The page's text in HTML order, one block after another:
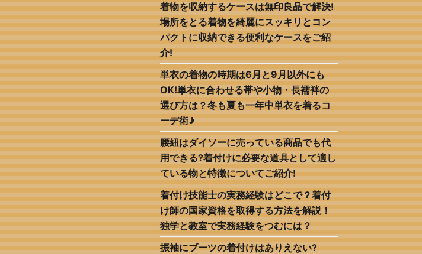
着物を収納するケースは無印良品で解決!
場所をとる着物を綺麗にスッキリとコン
パクトに収納できる便利なケースをご紹
介!
単衣の着物の時期は6月と9月以外にも
OK!単衣に合わせる帯や小物・長襦袢の
選び方は？冬も夏も一年中単衣を着るコ
ーデ術♪
腰紐はダイソーに売っている商品でも代
用できる?着付けに必要な道具として適し
ている物と特徴についてご紹介!
着付け技能士の実務経験はどこで？着付
け師の国家資格を取得する方法を解説！
独学と教室で実務経験をつむには？
振袖にブーツの着付けはありえない?